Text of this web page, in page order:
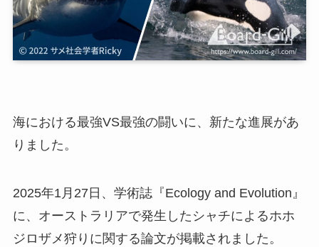
海における最強VS最強の闘いに、新たな進展があ
りました。
2025年1月27日、学術誌『Ecology and Evolution』
に、オーストラリアで発生したシャチによるホホ
ジロザメ狩りに関する論文が掲載されました。